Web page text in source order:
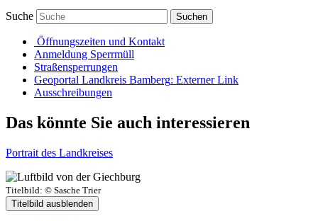
Suche Suchen
Öffnungszeiten und Kontakt
Anmeldung Sperrmüll
Straßensperrungen
Geoportal Landkreis Bamberg: Externer Link
Ausschreibungen
Das könnte Sie auch interessieren
Portrait des Landkreises
Titelbild: © Sasche Trier
Titelbild ausblenden